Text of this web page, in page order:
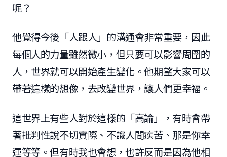
呢？
他覺得今後「人跟人」的溝通會非常重要，因此
每個人的力量雖然微小，但只要可以影響周圍的
人，世界就可以開始產生變化。他期望大家可以
帶著這樣的想像，去改變世界，讓人們更幸福。
這世界上有些人對於這樣的「高論」，有時會帶
著批判性說不切實際、不識人間疾苦、那是你幸
運等等。但有時我也會想，也許反而是因為他相